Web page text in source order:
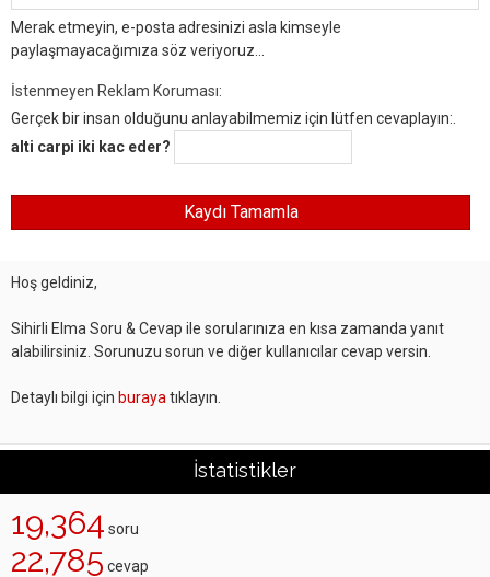
Merak etmeyin, e-posta adresinizi asla kimseyle
paylaşmayacağımıza söz veriyoruz...
İstenmeyen Reklam Koruması:
Gerçek bir insan olduğunu anlayabilmemiz için lütfen cevaplayın:.
alti carpi iki kac eder?
Hoş geldiniz,
Sihirli Elma Soru & Cevap ile sorularınıza en kısa zamanda yanıt
alabilirsiniz. Sorunuzu sorun ve diğer kullanıcılar cevap versin.
Detaylı bilgi için buraya tıklayın.
İstatistikler
19,364 soru
22,785 cevap